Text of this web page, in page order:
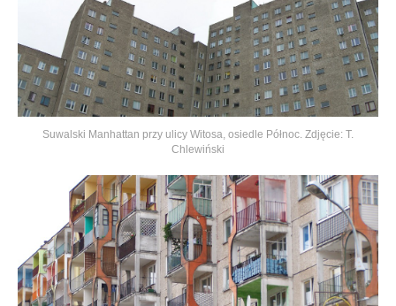
Suwalski Manhattan przy ulicy Witosa, osiedle Północ. Zdjęcie: T.
Chlewiński